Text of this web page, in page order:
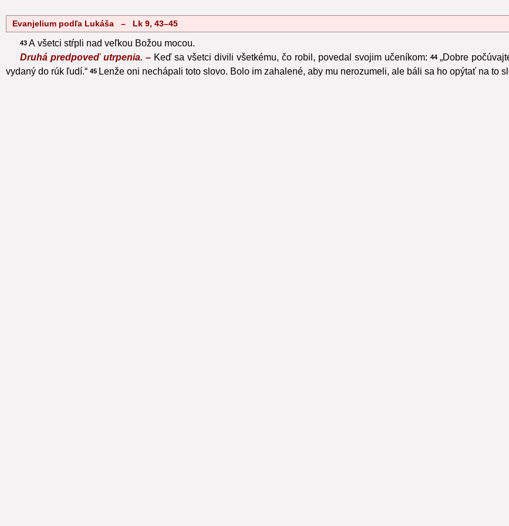
Evanjelium podľa Lukáša – Lk 9, 43–45
43 A všetci stŕpli nad veľkou Božou mocou.
Druhá predpoveď utrpenia. – Keď sa všetci divili všetkému, čo robil, povedal svojim učeníkom:44 „Dobre
vydaný do rúk ľudí.“ 45 Lenže oni nechápali toto slovo. Bolo im zahalené, aby mu nerozumeli, ale báli sa ho opýtať na to